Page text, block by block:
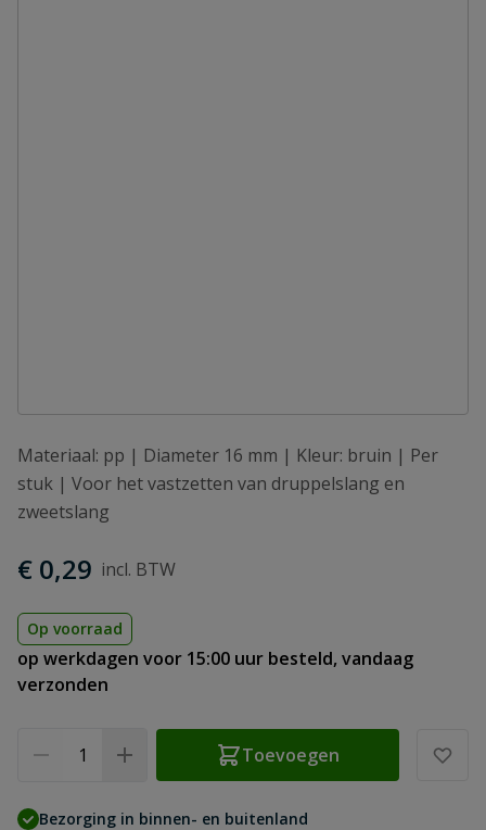
Materiaal: pp | Diameter 16 mm | Kleur: bruin | Per
stuk | Voor het vastzetten van druppelslang en
zweetslang
€ 0,29
Op voorraad
op werkdagen voor 15:00 uur besteld, vandaag
verzonden
Toevoegen
Bezorging in binnen- en buitenland